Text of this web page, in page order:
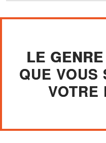
LE
QUE VOUS
VOTRE